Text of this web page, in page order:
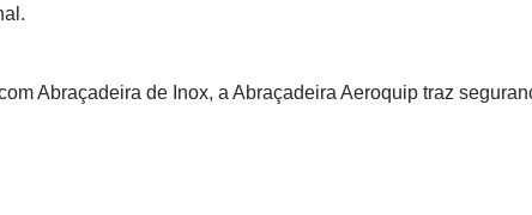
Abraçadeira de Inox, a Abraçadeira Aeroquip traz